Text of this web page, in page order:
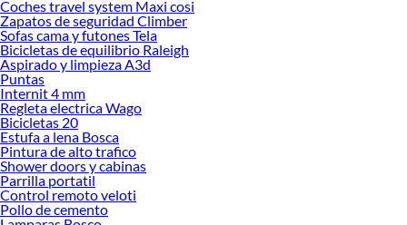
Encuentra todo lo necesario para tus proyectos de renovación y decoración.
¡Visítanos y haz tus ideas realidad!
Coches travel system Maxi cosi
Zapatos de seguridad Climber
Sofas cama y futones Tela
Bicicletas de equilibrio Raleigh
Aspirado y limpieza A3d
Puntas
Internit 4 mm
Regleta electrica Wago
Bicicletas 20
Estufa a lena Bosca
Pintura de alto trafico
Shower doors y cabinas
Parrilla portatil
Control remoto veloti
Pollo de cemento